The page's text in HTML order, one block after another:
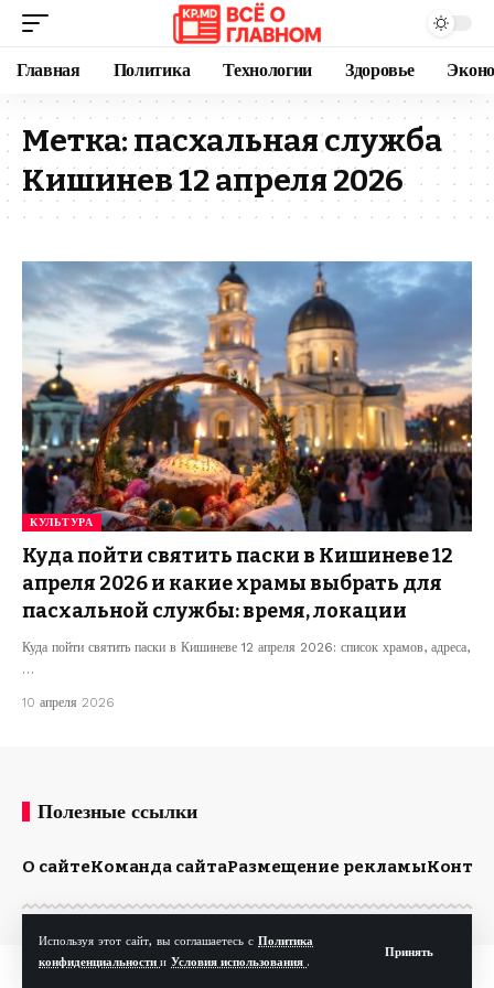
Используя этот сайт, вы соглашаетесь с Политика
конфиденциальности и Условия использования .
Принять
Главная Политика Технологии Здоровье
Метка: пасхальная служба
Кишинев 12 апреля 2026
КУЛЬТУРА
Куда пойти святить паски в Кишиневе 12
апреля 2026 и какие храмы выбрать для
пасхальной службы: время, локации
Куда пойти святить паски в Кишиневе 12 апреля 2026: список храмов, адреса,
…
10 апреля 2026
Полезные ссылки
О сайтеКоманда сайтаРазмещение рекламы
© Kp.md. Все права защищены.